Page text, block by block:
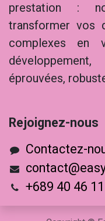
prestation :
transformer vos
complexes en
éprouvées,
Rejoig​nez-nous
Contactez-
+689 40 46